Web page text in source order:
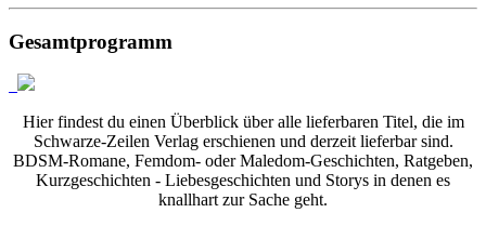
Gesamtprogramm
Hier findest du einen Überblick über alle lieferbaren Titel, die im
Schwarze-Zeilen Verlag erschienen und derzeit lieferbar sind.
BDSM-Romane, Femdom- oder Maledom-Geschichten, Ratgeben,
Kurzgeschichten - Liebesgeschichten und Storys in denen es
knallhart zur Sache geht.